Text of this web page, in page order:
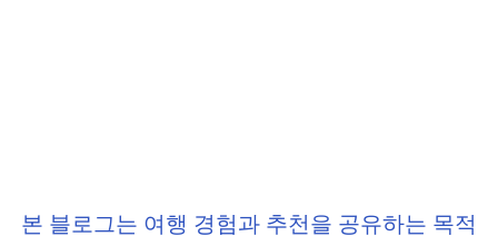
본 블로그는 여행 경험과 추천을 공유하는 목적